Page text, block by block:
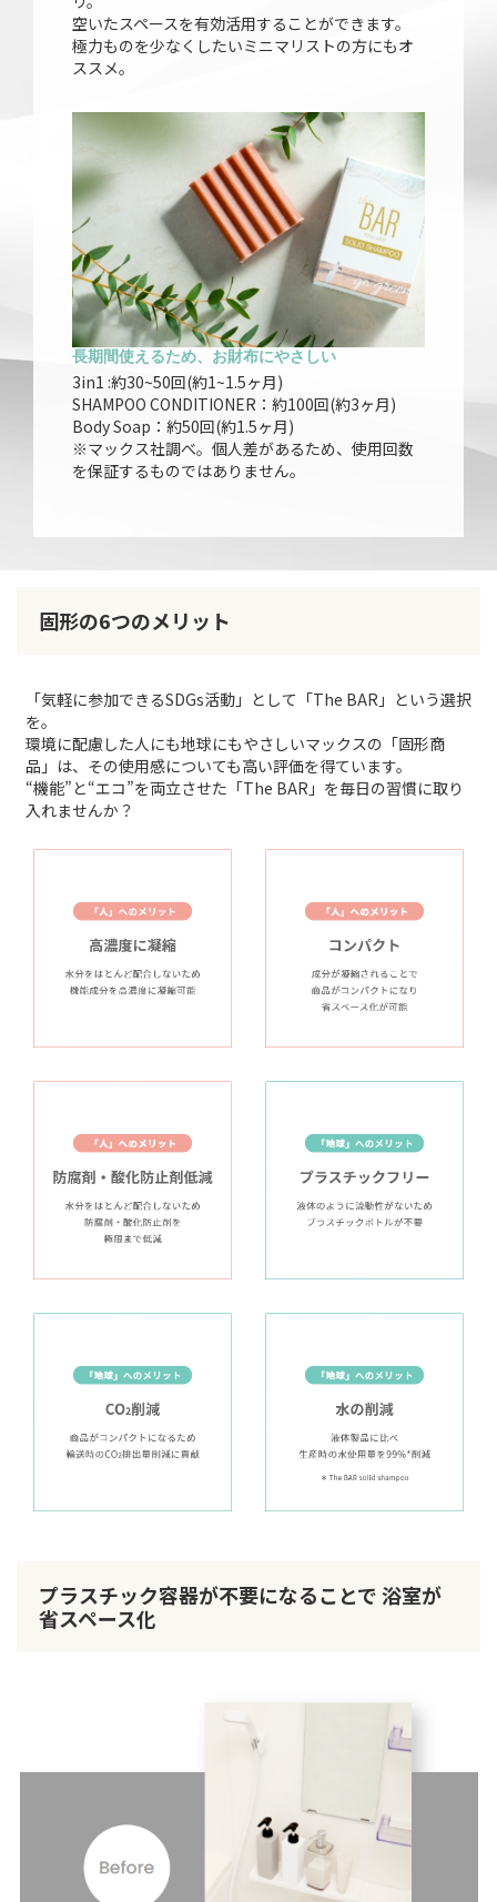
空いたスペースを有効活用することができます。
極力ものを少なくしたいミニマリストの方にもオ
ススメ。
長期間使えるため、お財布にやさしい
3in1 :約30~50回(約1~1.5ヶ月)
SHAMPOO CONDITIONER：約100回(約3ヶ月)
Body Soap：約50回(約1.5ヶ月)
※マックス社調べ。個人差があるため、使用回数
を保証するものではありません。
固形の6つのメリット
「気軽に参加できるSDGs活動」として「The BAR」という選択
を。
環境に配慮した人にも地球にもやさしいマックスの「固形商
品」は、その使用感についても高い評価を得ています。
“機能”と“エコ”を両立させた「The BAR」を毎日の習慣に取り
入れませんか？
プラスチック容器が不要になることで 浴室が
省スペース化